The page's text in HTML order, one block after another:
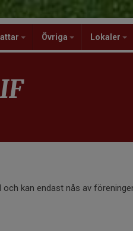
Övriga Lokaler
kan endast nås av